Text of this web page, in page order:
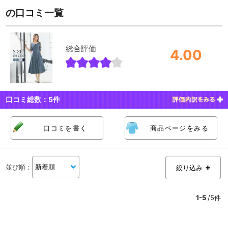
の口コミ一覧
総合評価 4.00
口コミ総数： 5件
口コミを書く 商品ページをみる
並び順 ： 絞り込み
1-5 /5件